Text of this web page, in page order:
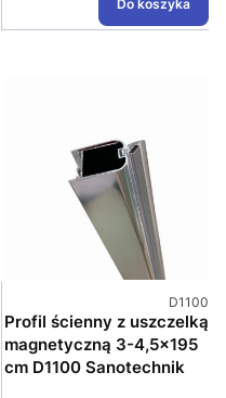
Do koszyka
Kod
D1100
Profil ścienny z uszczelką
magnetyczną 3-4,5x195
cm D1100 Sanotechnik